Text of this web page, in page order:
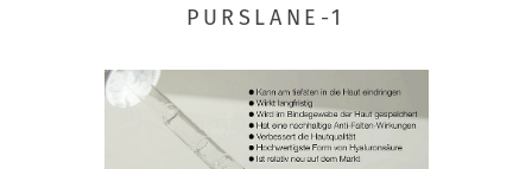
PURSLANE-1